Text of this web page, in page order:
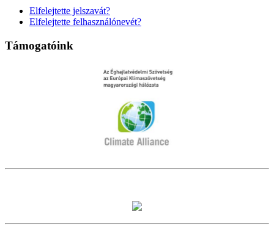
Elfelejtette jelszavát?
Elfelejtette felhasználónevét?
Támogatóink